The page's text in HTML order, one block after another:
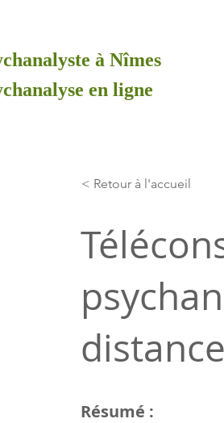
à Nîmes
en ligne
< Retour à l'accueil
Résumé :